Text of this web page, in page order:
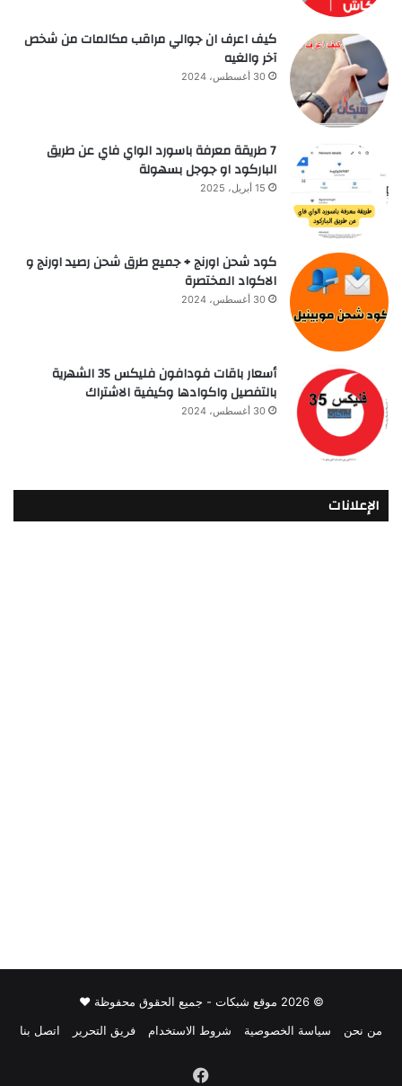
كيف اعرف ان جوالي مراقب مكالمات من شخص
آخر والغيه
30 أغسطس، 2024
7 طريقة معرفة باسورد الواي فاي عن طريق
الباركود او جوجل بسهولة
15 أبريل، 2025
كود شحن اورنج + جميع طرق شحن رصيد اورنج و
الاكواد المختصرة
30 أغسطس، 2024
أسعار باقات فودافون فلیکس 35 الشهرية
بالتفصيل واكوادها وكيفية الاشتراك
30 أغسطس، 2024
الإعلانات
© 2026 موقع شبكات - جميع الحقوق محفوظة ♥
من نحن
سياسة الخصوصية شروط الاستخدام فريق التحرير اتصل بنا
فيسبوك